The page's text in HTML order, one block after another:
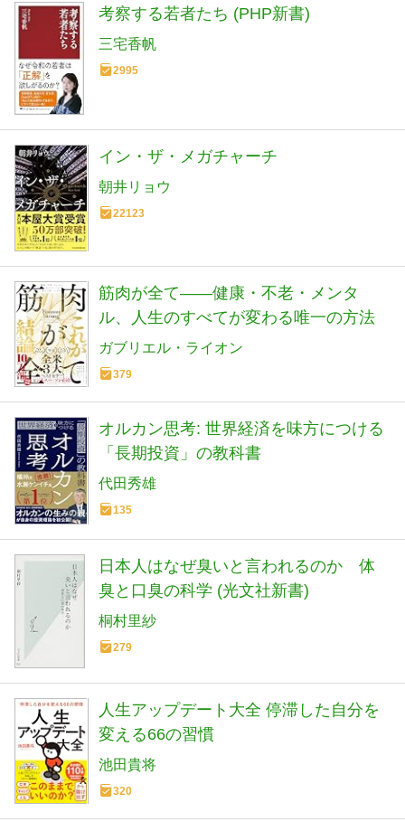
考察する若者たち (PHP新書)
三宅香帆
2995
イン・ザ・メガチャーチ
朝井リョウ
22123
筋肉が全て——健康・不老・メンタ
ル、人生のすべてが変わる唯一の方法
ガブリエル・ライオン
379
オルカン思考: 世界経済を味方につける
「長期投資」の教科書
代田秀雄
135
日本人はなぜ臭いと言われるのか 体
臭と口臭の科学 (光文社新書)
桐村里紗
279
人生アップデート大全 停滞した自分を
変える66の習慣
池田貴将
320